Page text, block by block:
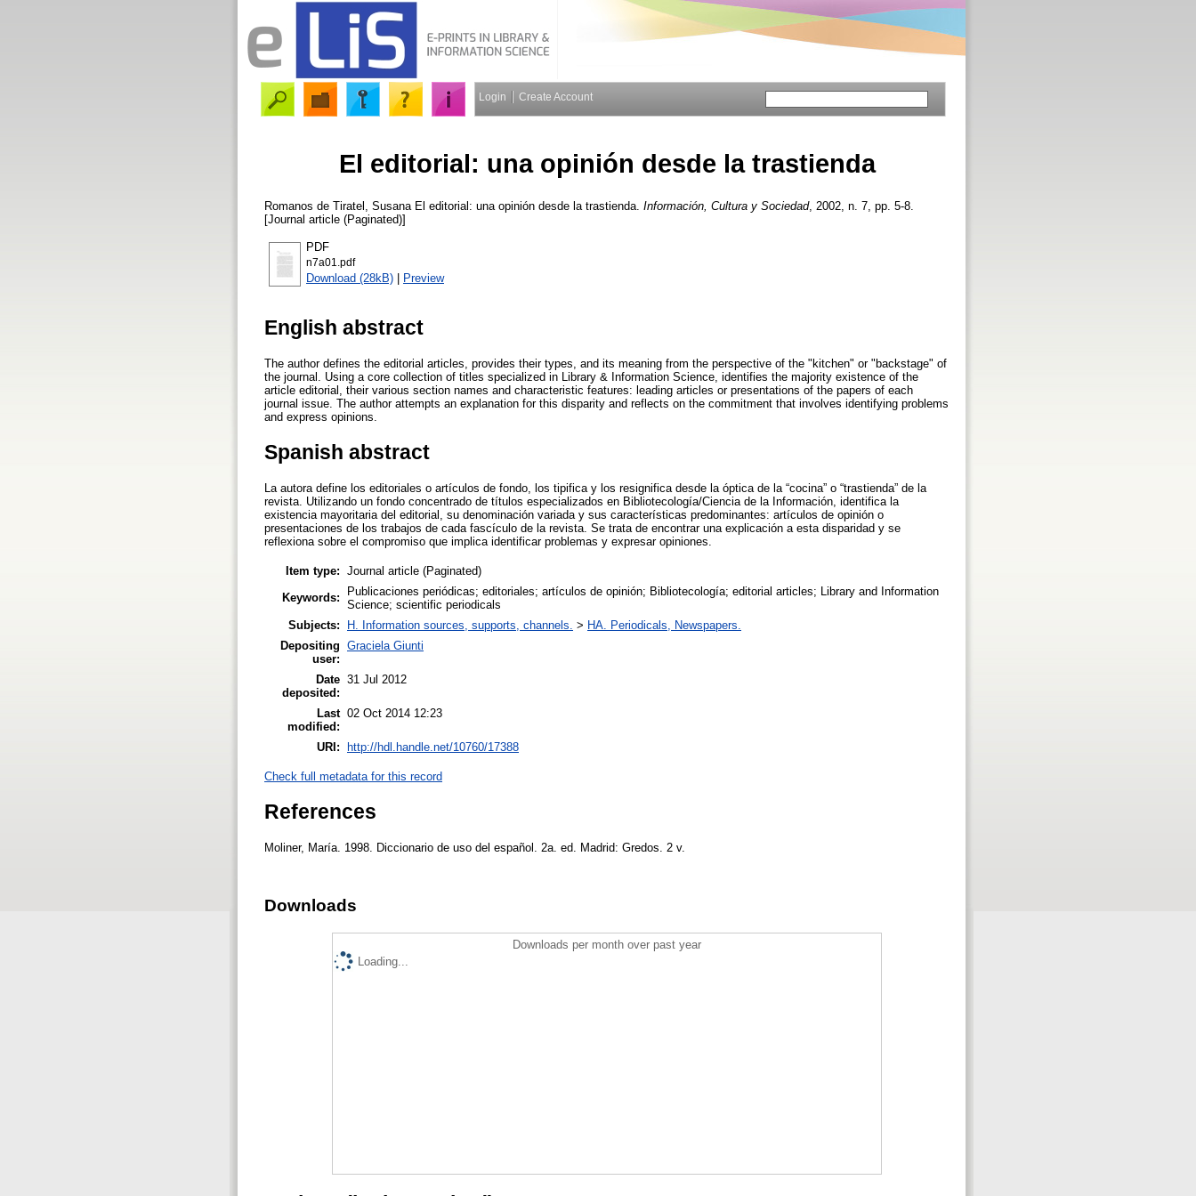
Login Create Account
El editorial: una opinión desde la trastienda
Romanos de Tiratel, Susana El editorial: una opinión desde la trastienda. Información, Cultura y Sociedad, 2002, n. 7, pp. 5-8.
[Journal article (Paginated)]
PDF
n7a01.pdf
Download (28kB) | Preview
English abstract
The author defines the editorial articles, provides their types, and its meaning from the perspective of the "kitchen" or "backstage" of
the journal. Using a core collection of titles specialized in Library & Information Science, identifies the majority existence of the
article editorial, their various section names and characteristic features: leading articles or presentations of the papers of each
journal issue. The author attempts an explanation for this disparity and reflects on the commitment that involves identifying problems
and express opinions.
Spanish abstract
La autora define los editoriales o artículos de fondo, los tipifica y los resignifica desde la óptica de la “cocina” o “trastienda” de la
revista. Utilizando un fondo concentrado de títulos especializados en Bibliotecología/Ciencia de la Información, identifica la
existencia mayoritaria del editorial, su denominación variada y sus características predominantes: artículos de opinión o
presentaciones de los trabajos de cada fascículo de la revista. Se trata de encontrar una explicación a esta disparidad y se
reflexiona sobre el compromiso que implica identificar problemas y expresar opiniones.
Item type: Journal article (Paginated)
Keywords:
Publicaciones periódicas; editoriales; artículos de opinión; Bibliotecología; editorial articles; Library and Information
Science; scientific periodicals
Subjects:
H. Information sources, supports, channels. > HA. Periodicals, Newspapers.
Depositing
user:
Graciela Giunti
Date
deposited:
31 Jul 2012
Last
modified:
02 Oct 2014 12:23
URI: http://hdl.handle.net/10760/17388
Check full metadata for this record
References
Moliner, María. 1998. Diccionario de uso del español. 2a. ed. Madrid: Gredos. 2 v.
Downloads
Downloads per month over past year
Loading...